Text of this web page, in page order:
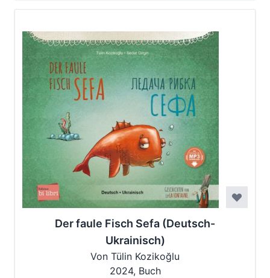
Der faule Fisch Sefa (Deutsch-
Ukrainisch)
Von Tülin Kozikoğlu
2024, Buch